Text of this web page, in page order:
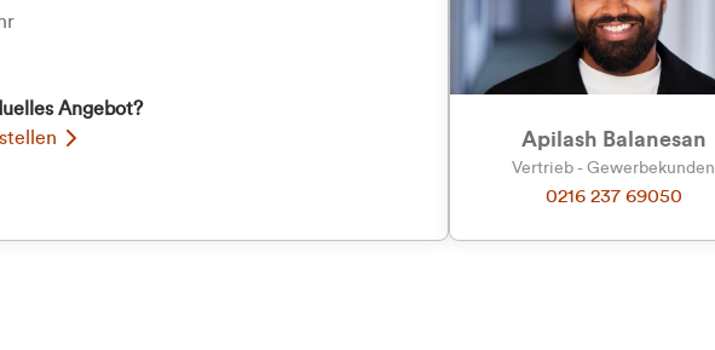
Statistiken
Angebot?
Apilash Balanesan
Vertrieb - Gewerbekunden
0216 237 69050